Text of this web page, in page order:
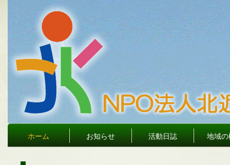
ホーム お知らせ 活動日誌 地域の